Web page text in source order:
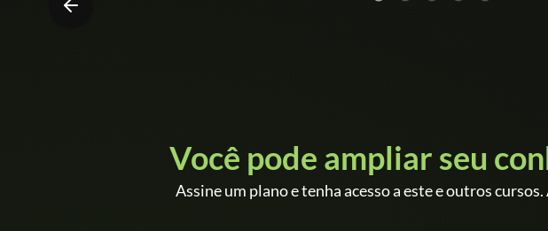
Você pode ampliar seu
Assine um plano e tenha acesso a este e outros